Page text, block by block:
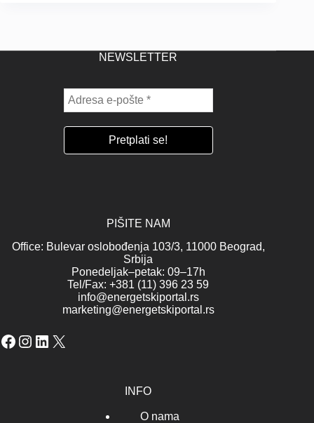
NEWSLETTER
PIŠITE NAM
Office: Bulevar oslobođenja 103/3, 11000 Beograd,
Srbija
Ponedeljak–petak: 09–17h
Tel/Fax: +381 (11) 396 23 59
info@energetskiportal.rs
marketing@energetskiportal.rs
Facebook
Instagram
LinkedIn
X
INFO
O nama